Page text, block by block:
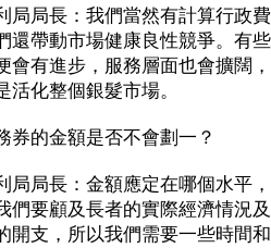
局局長：我們當然有計算行政
還帶動市場健康良性競爭。有
會有進步，服務層面也會擴闊
活化整個銀髮市場。
券的金額是否不會劃一？
局局長：金額應定在哪個水平
們要顧及長者的實際經濟情況
開支，所以我們需要一些時間